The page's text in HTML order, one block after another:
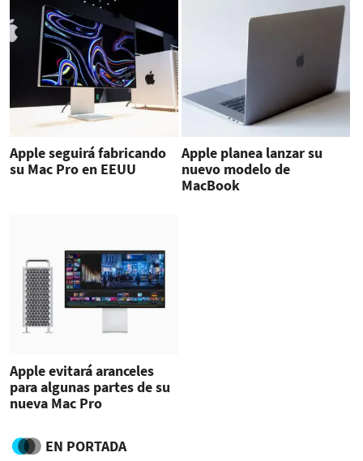
Apple seguirá fabricando
su Mac Pro en EEUU
Apple planea lanzar su
nuevo modelo de
MacBook
Apple evitará aranceles
para algunas partes de su
nueva Mac Pro
EN PORTADA